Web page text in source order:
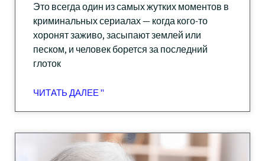
Это всегда один из самых жутких моментов в
криминальных сериалах — когда кого-то
хоронят заживо, засыпают землей или
песком, и человек борется за последний
глоток
ЧИТАТЬ ДАЛЕЕ "